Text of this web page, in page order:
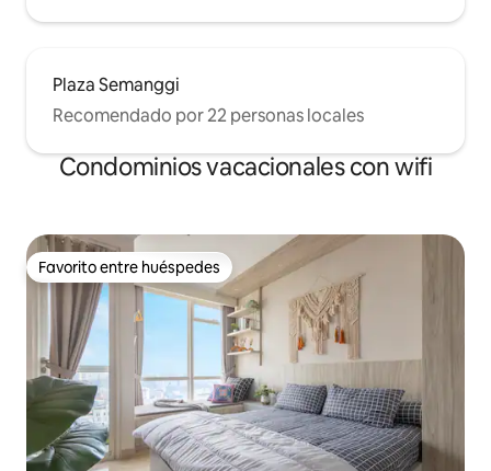
Plaza Semanggi
Recomendado por 22 personas locales
Condominios vacacionales con wifi
Favorito entre huéspedes
Favorito entre huéspedes